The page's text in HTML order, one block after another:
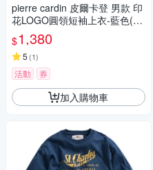
pierre cardin 皮爾卡登 男款 印
花LOGO圓領短袖上衣-藍色(52
57280-38)
$1,380
5 (1)
活動 券
加入購物車